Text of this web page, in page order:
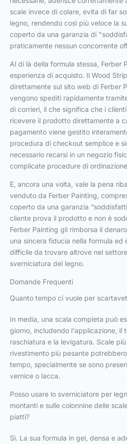
scale invece di colare, evita di far
legno, rendendo così più veloce la
coperto da una garanzia di
praticamente nessun concorrente
Al di là della formula stessa, Ferber
esperienza di acquisto. Il Wood
direttamente sul sito web di Ferber
vengono spediti rapidamente
di corrieri, il che significa che i
ricevere il prodotto direttamente a
pagamento viene gestito
procedura di checkout semplice e
necessario recarsi in un negozio
complicate procedure di
E, ancora una volta, vale la pena
venduto da Ferber Painting,
coperto da una garanzia
cliente prova il prodotto e non è
Ferber Painting gli rimborsa il
una sincera fiducia nella formula ed
difficile da trovare altrove nel
sverniciatura del legno.
Domande Frequenti
Quanto tempo ci vuole per
In media, una scala completa può
giorno, includendo l'applicazione, il
raschiatura e la levigatura. Scale
rivestimento più pesante
tempo, specialmente se sono
vernice o lacca.
Posso usare lo sverniciatore per
montanti e sulle colonnine delle
piatti?
Sì. La sua formula in gel, densa e